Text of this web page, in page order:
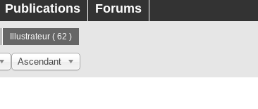
Publications Forums
Illustrateur( 62 )
Ascendant